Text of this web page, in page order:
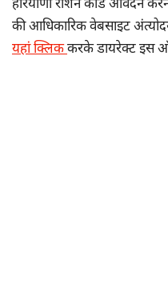
हरियाणा राशन कार्ड आवेदन
की आधिकारिक वेबसाइट
यहां क्लिककरके डायरेक्ट इस